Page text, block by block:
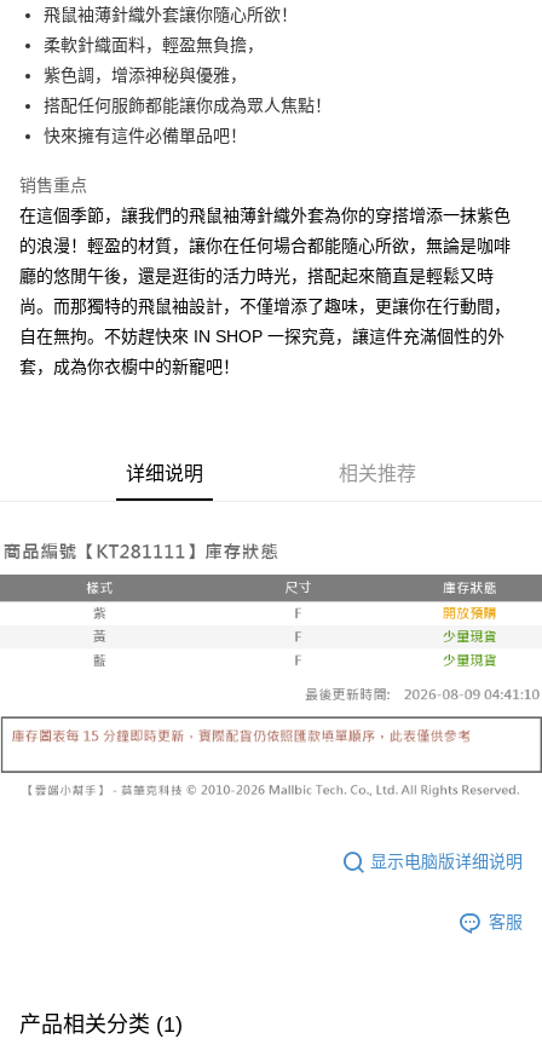
街口支付
Google Pay
大哥付你分期
相关说明
1. 本服务由台湾大哥大提供，电信用户可立即使用无须另外申请。（限个人
月租型门号，不开放公司户及预付卡使用）
2. 付款方式选择 “大哥付你分期”，订单成立后会自动跳转到大哥付的交易流
程，验证手机门号后，选择欲分期的期数、缴款截止日，确认付款后即完成
交易。
3. 实际核准额度、可分期数及费用金额请依后续交易确认页面所载为准。
消。如遇 “转专审核”未通过状况，表示未达系统评分，恕无法说明评估内
容。
账／街口支付／iPASS MONEY”等通路缴费。
1. 本服务系由 “台湾大哥大股份有限公司”所提供，让用户于交易时，得通过
本服务购买商品或服务，并由商店将买卖／分期付款买卖价金债权让与本公
司后，依约使用本公司账单缴交账款。
2. 基于同意付款使用 “大哥付你分期”之契约关系目的，商店将以您的个人资
料（包含姓名、电话或地址）提供予台湾大哥大进项收集、处理及利用，由
3. 完整用户服务条款，请详阅以下链接：
https://oppay.tw/userRule
AFTEE先享后付
相关说明
一、關於 AFTEE先享後付
1. 於付款方式選擇AFTEE先享後付，將跳出AFTEE先享後付手機驗證視
窗。
2. 進行簡訊驗證之後，即可完成結帳手續。
3. 訂單確認後不需事先繳費，商品會配送至您的指定地址。
AFTEE APP推播通知。
請留意繳費期限為 14 天。唯有下載 AFTEE App 成為 AFTEE 會員者方能享
有最長 45 天內付款之服務。
出。使用AFTEE下訂可以延長您收到商品前的繳費天數，但無法保證一定能
夠在期限內收到商品(例如:預購商品或預計到貨時間較長者)。因此無論收到
商品與否，仍需要請您在AFTEE規定的時間內完成繳費。
二、付款限制
1. 初次使用 AFTEE 時，將依認證結果及本公司審查結果，核予每個人不同
3. 目前僅支援台灣會員
三、聲明條款
「AFTEE先享後付」(下稱本服務)乃由恩沛科技股份有限公司(下稱 AFTEE )
AFTEE 於本服務必要服務範圍內運用。關於 AFTEE 對於個人資料之蒐集、
處理、利用，詳參 AFTEE 官網之『個人資料蒐集、處理及利用告知聲明』
若您對於個人資料之處理、利用有任何疑問，或欲行使相關法律權利，請聯
全家取貨付款
每笔NT$60，满NT$1,600(含以上)免运费
每笔NT$10,000
已關閉，請勿下單(付取)
每笔NT$10,000
7-11取貨付款
每笔NT$60，满NT$1,800(含以上)免运费
付款後7-11取貨
每笔NT$60，满NT$1,600(含以上)免运费
飛鼠袖薄針織外套讓你隨心所欲！
柔軟針織面料，輕盈無負擔，
紫色調，增添神秘與優雅，
搭配任何服飾都能讓你成為眾人焦點！
快來擁有這件必備單品吧！
销售重点
在這個季節，讓我們的飛鼠袖薄針織外套為你的穿搭增添一抹紫色
的浪漫！輕盈的材質，讓你在任何場合都能隨心所欲，無論是咖啡
廳的悠閒午後，還是逛街的活力時光，搭配起來簡直是輕鬆又時
尚。而那獨特的飛鼠袖設計，不僅增添了趣味，更讓你在行動間，
自在無拘。不妨趕快來 IN SHOP 一探究竟，讓這件充滿個性的外
套，成為你衣櫥中的新寵吧！
详细说明 相关推荐
显示电脑版详细说明
客服
产品相关分类 (1)